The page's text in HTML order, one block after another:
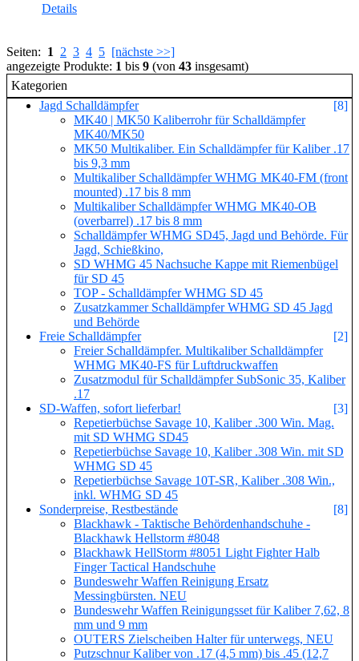
Details
Seiten: 1 2 3 4 5 [nächste >>]
angezeigte Produkte: 1 bis 9 (von 43 insgesamt)
Kategorien
Jagd Schalldämpfer
[8]
MK40 | MK50 Kaliberrohr für Schalldämpfer
MK40/MK50
MK50 Multikaliber. Ein Schalldämpfer für Kaliber .17
bis 9,3 mm
Multikaliber Schalldämpfer WHMG MK40-FM (front
mounted) .17 bis 8 mm
Multikaliber Schalldämpfer WHMG MK40-OB
(overbarrel) .17 bis 8 mm
Schalldämpfer WHMG SD45, Jagd und Behörde. Für
Jagd, Schießkino,
SD WHMG 45 Nachsuche Kappe mit Riemenbügel
für SD 45
TOP - Schalldämpfer WHMG SD 45
Zusatzkammer Schalldämpfer WHMG SD 45 Jagd
und Behörde
Freie Schalldämpfer
[2]
Freier Schalldämpfer. Multikaliber Schalldämpfer
WHMG MK40-FS für Luftdruckwaffen
Zusatzmodul für Schalldämpfer SubSonic 35, Kaliber
.17
SD-Waffen, sofort lieferbar!
[3]
Repetierbüchse Savage 10, Kaliber .300 Win. Mag.
mit SD WHMG SD45
Repetierbüchse Savage 10, Kaliber .308 Win. mit SD
WHMG SD 45
Repetierbüchse Savage 10T-SR, Kaliber .308 Win.,
inkl. WHMG SD 45
Sonderpreise, Restbestände
[8]
Blackhawk - Taktische Behördenhandschuhe -
Blackhawk Hellstorm #8048
Blackhawk HellStorm #8051 Light Fighter Halb
Finger Tactical Handschuhe
Bundeswehr Waffen Reinigung Ersatz
Messingbürsten. NEU
Bundeswehr Waffen Reinigungsset für Kaliber 7,62, 8
mm und 9 mm
OUTERS Zielscheiben Halter für unterwegs, NEU
Putzschnur Kaliber von .17 (4,5 mm) bis .45 (12,7